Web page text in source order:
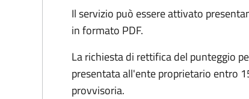
Il servizio può essere attivato
in formato PDF.
La richiesta di rettifica del punteggio
presentata all'ente proprietario entro
provvisoria.